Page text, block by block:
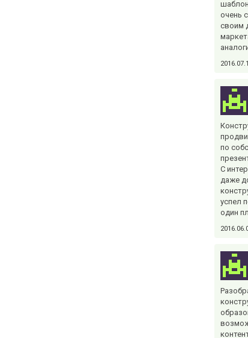
очень
своим
по
С
даже
успел
один